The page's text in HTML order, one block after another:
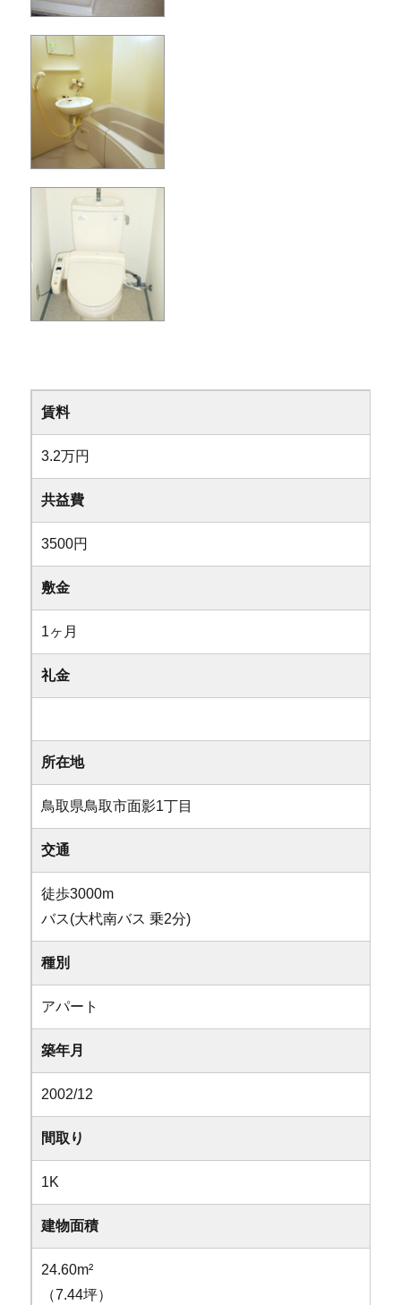
賃料
3.2万円
共益費
3500円
敷金
1ヶ月
礼金
所在地
鳥取県鳥取市面影1丁目
交通
徒歩3000m
バス(大杙南バス 乗2分)
種別
アパート
築年月
2002/12
間取り
1K
建物面積
24.60m²
（7.44坪）